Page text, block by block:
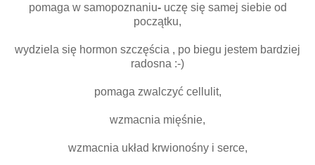
pomaga w samopoznaniu- uczę się samej siebie od
początku,
wydziela się hormon szczęścia , po biegu jestem bardziej
radosna :-)
pomaga zwalczyć cellulit,
wzmacnia mięśnie,
wzmacnia układ krwionośny i serce,